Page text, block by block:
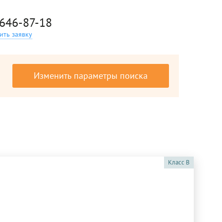
87-18
заявку
Изменить параметры поиска
Класс B